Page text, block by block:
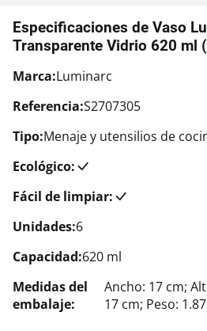
Especificaciones de Vaso
Transparente Vidrio 620 ml
Marca:Luminarc
Referencia:S2707305
Tipo:Menaje y utensilios de
Ecológico:
Fácil de limpiar:
Unidades:6
Capacidad:620 ml
Medidas del
embalaje:
Ancho: 17 cm;
17 cm; Peso: